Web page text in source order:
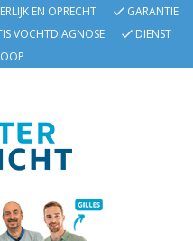
EN OPRECHT
GARANTIE
VOCHTDIAGNOSE
DIENST